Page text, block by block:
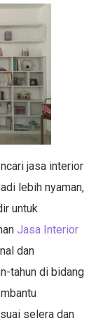
jasa interior
lebih nyaman,
untuk
Jasa Interior
dan
tahun di bidang
selera dan